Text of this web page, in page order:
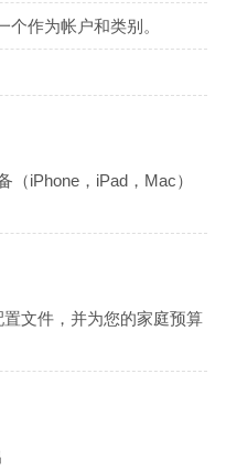
作为帐户和类别。
（iPhone，iPad，Mac）
文件，并为您的家庭预算